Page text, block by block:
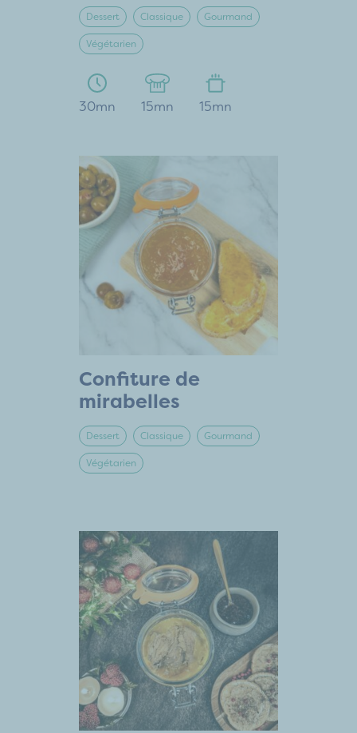
Dessert Classique Gourmand
Végétarien
30mn 15mn 15mn
Confiture de
mirabelles
Dessert Classique Gourmand
Végétarien